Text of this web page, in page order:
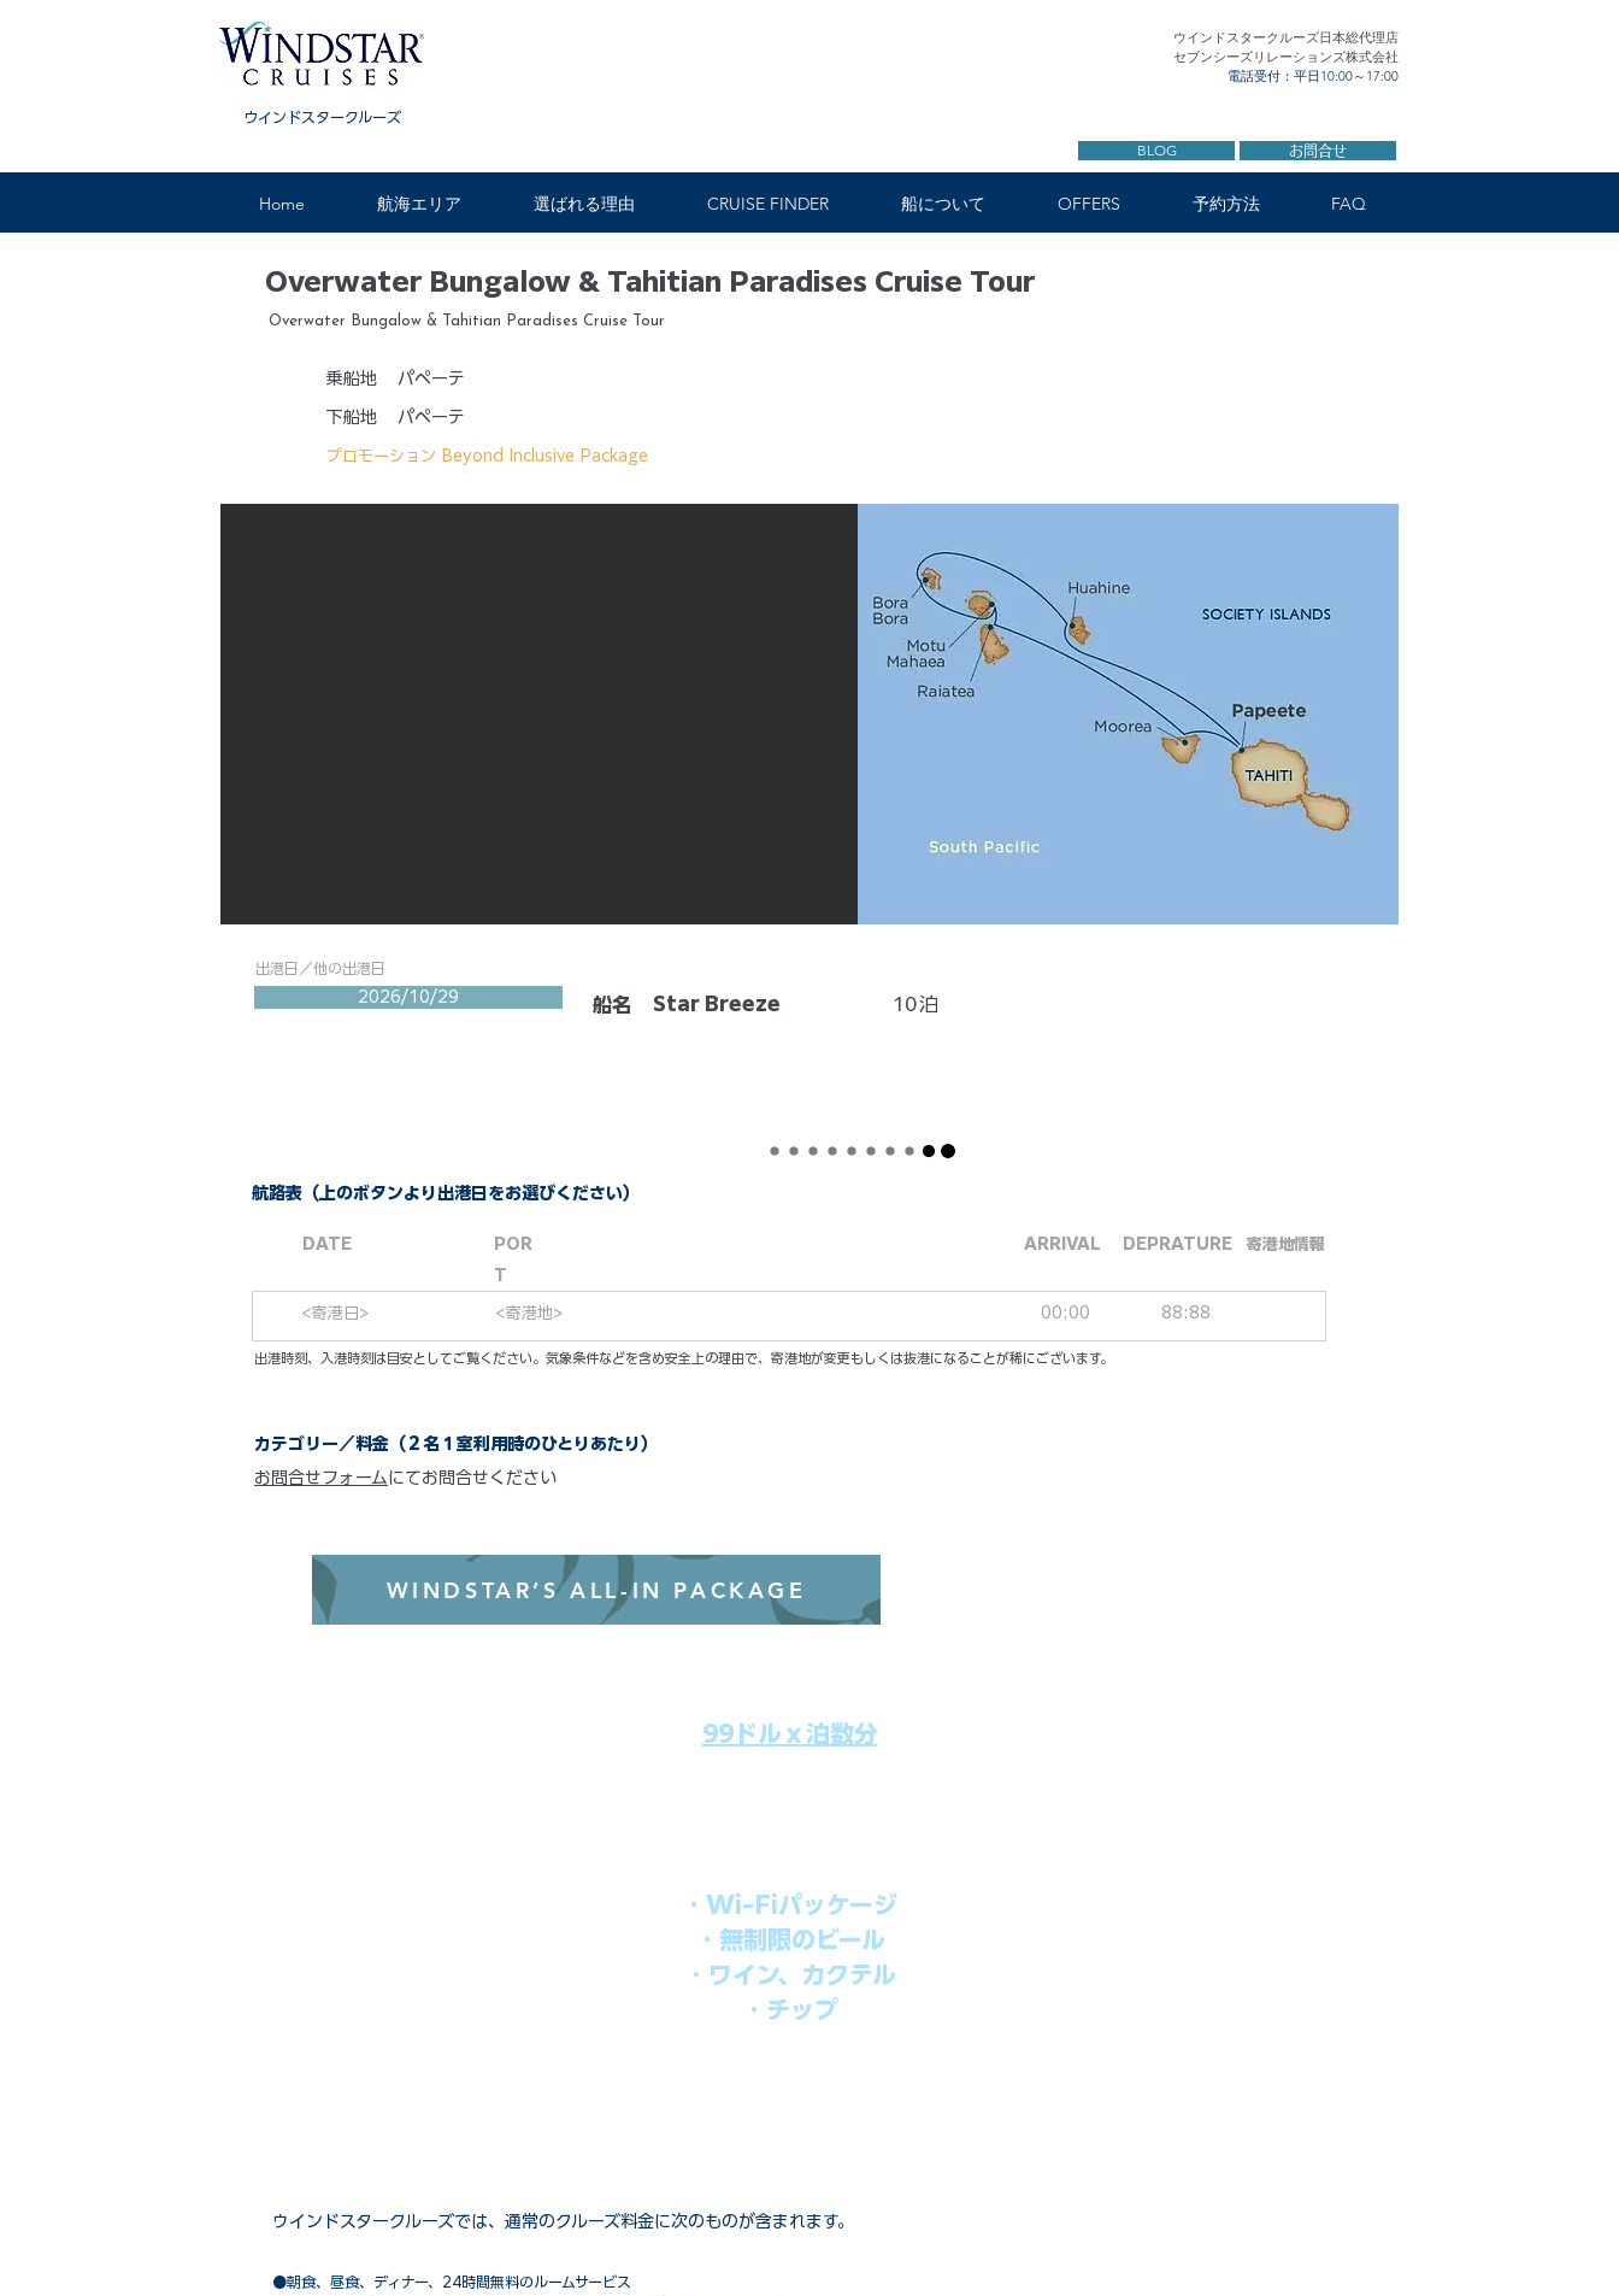
ウインドスタークルーズ
ウインドスタークルーズ日本総代理店
セブンシーズリレーションズ株式会社
電話受付：平日10:00～17:00
BLOG お問合せ
Home 航海エリア 選ばれる理由 CRUISE FINDER 船について OFFERS 予約方法 FAQ
Overwater Bungalow & Tahitian Paradises Cruise Tour
Overwater Bungalow & Tahitian Paradises Cruise Tour
乗船地 パペーテ
下船地 パペーテ
プロモーション Beyond Inclusive Package
出港日／他の出港日
2026/10/29 船名 Star Breeze 10泊
航路表（上のボタンより出港日をお選びください）
DATE
POR
T
ARRIVAL DEPRATURE ​寄港地情報
<寄港日> 00:00 88:88
<寄港地>
​出港時刻、入港時刻は目安としてご覧ください。気象条件などを含め安全上の理由で、寄港地が変更もしくは抜港になることが稀にございます。
カテゴリー／料金（２名１室利用時のひとりあたり）
お問合せフォームにてお問合せください
WINDSTAR’S ALL-IN PACKAGE
99ドルｘ泊数分
・Wi-Fiパッケージ
・無制限のビール
・ワイン、カクテル
・チップ
ウインドスタークルーズでは、通常のクルーズ料金に次のものが含まれます。
●朝食、昼食、ディナー、24時間無料のルームサービス